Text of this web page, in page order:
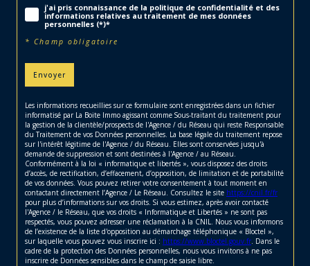
j'ai pris connaissance de la politique de confidentialité et des
informations relatives au traitement de mes données
personnelles (*)*
* Champ obligatoire
Envoyer
Les informations recueillies sur ce formulaire sont enregistrées dans un fichier
informatisé par La Boite Immo agissant comme Sous-traitant du traitement pour
la gestion de la clientèle/prospects de l'Agence / du Réseau qui reste Responsable
du Traitement de vos Données personnelles. La base légale du traitement repose
sur l'intérêt légitime de l'Agence / du Réseau. Elles sont conservées jusqu'à
demande de suppression et sont destinées à l'Agence / au Réseau.
Conformément à la loi « informatique et libertés », vous disposez des droits
d’accès, de rectification, d’effacement, d’opposition, de limitation et de portabilité
de vos données. Vous pouvez retirer votre consentement à tout moment en
contactant directement l’Agence / Le Réseau. Consultez le site https://cnil.fr/fr
pour plus d’informations sur vos droits. Si vous estimez, après avoir contacté
l'Agence / le Réseau, que vos droits « Informatique et Libertés » ne sont pas
respectés, vous pouvez adresser une réclamation à la CNIL. Nous vous informons
de l’existence de la liste d'opposition au démarchage téléphonique « Bloctel »,
sur laquelle vous pouvez vous inscrire ici : https://www.bloctel.gouv.fr. Dans le
cadre de la protection des Données personnelles, nous vous invitons à ne pas
inscrire de Données sensibles dans le champ de saisie libre.